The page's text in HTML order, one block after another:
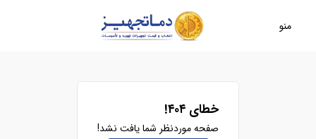
منو
خطای ۴۰۴!
صفحه موردنظر شما یافت نشد!